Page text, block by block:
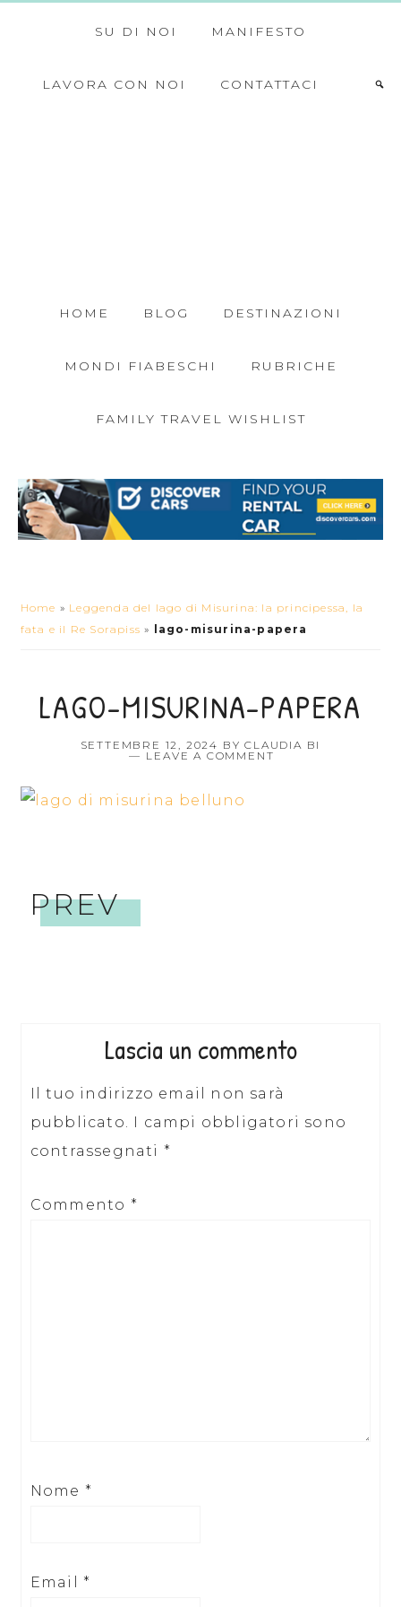
SU DI NOI MANIFESTO
LAVORA CON NOI CONTATTACI
HOME BLOG DESTINAZIONI
MONDI FIABESCHI RUBRICHE
FAMILY TRAVEL WISHLIST
Home » Leggenda del lago di Misurina: la principessa, la
fata e il Re Sorapiss » lago-misurina-papera
LAGO-MISURINA-PAPERA
SETTEMBRE 12, 2024 BYCLAUDIA BI
LEAVE A COMMENT
PREV
Lascia un commento
Il tuo indirizzo email non sarà
pubblicato. I campi obbligatori sono
contrassegnati *
Commento *
Nome *
Email *